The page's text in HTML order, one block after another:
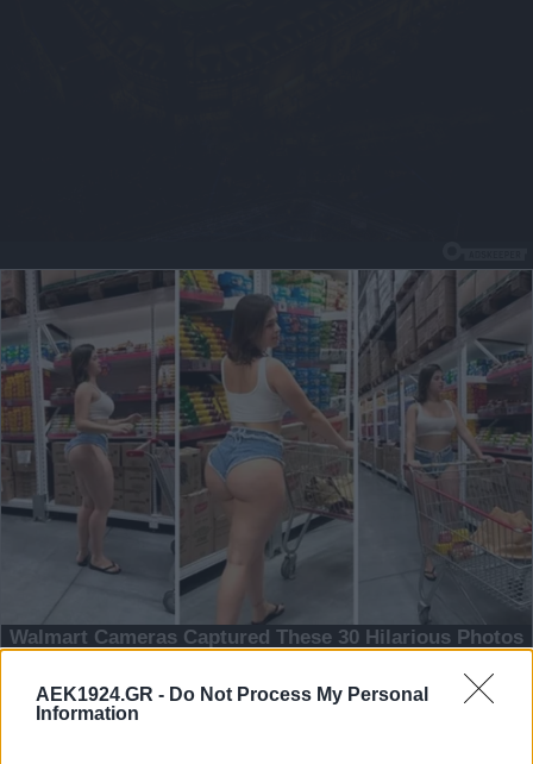
AEK1924.GR - Do Not Process My Personal
Information